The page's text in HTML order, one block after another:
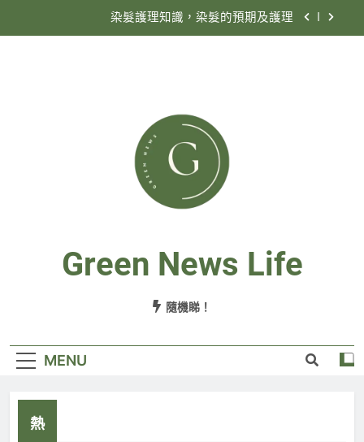
染髮護理知識，染髮的預期及護理
情人節買甚麼花好？
染髮護理知識，染髮的預期及護理
香港殯儀公司收費定義
Green News Life
隨機睇！
MENU
熱